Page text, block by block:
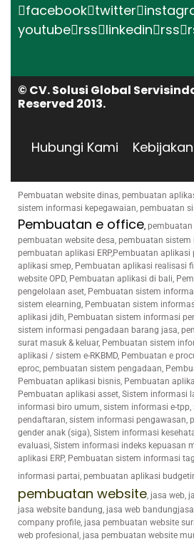
facebook twitter
youtube rss linkedin rss
© CV. Solusi Global
Reserved 2013.
Hubungi Kami
Pembuatan website dinas, pembuatan
sistem informasi kepegawaian, pembuatan
Pembuatan e office pembuatan
pembuatan website desa, pembuatan sistem
pembuatan aplikasi ERP,Pembuatan
aplikasi smep, Pembuatan aplikasi realisasi
website OPD, Pembuatan aplikasi di bali,
pengelolaan aset, Pembuatan sistem
sistem elearning, Pembuatan sistem
aplikasi jdih, Pembuatan sistem informasi
sistem informasi pengadaan barang jasa,
surat masuk & keluar, Pembuatan sistem
aplikasi / sistem e-RKBMD, Pembuatan e
eproc, pembuatan sistem pengadaan,
Pembuatan aplikasi bisnis, Pembuatan
Pembuatan aplikasi asset, Sistem informasi
informasi biro umum, sistem informasi e-
pendaftaran, sistem informasi pengawasan,
gender anak (siga), Sistem informasi
evaluasi, Sistem informasi indeks kepuasan
aplikasi ERP, Pembuatan sistem informasi
informasi partai, pembuatan aplikasi
pembuatan website , jasa web,
jasa website bandung, jasa web
company profile, jasa pembuatan website
web profesional, jasa pembuatan website